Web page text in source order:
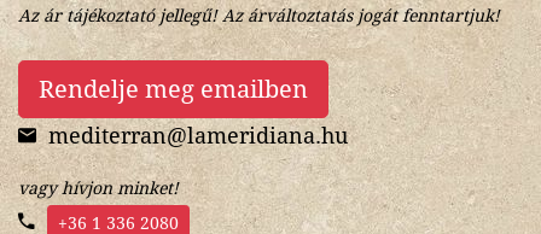
Az ár tájékoztató jellegű! Az árváltoztatás jogát fenntartjuk!
Rendelje meg emailben
mediterran@lameridiana.hu
vagy hívjon minket!
+36 1 336 2080